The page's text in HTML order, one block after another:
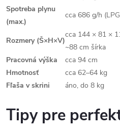
Spotreba plynu
(max.)
cca 686 g/h
Rozmery (Š×H×V)
cca 144 × 81 ×
~88 cm šírka
Pracovná výška
cca 94 cm
Hmotnosť
cca 62–64 kg
Fľaša v skrini
áno, do 8 kg
Tipy pre